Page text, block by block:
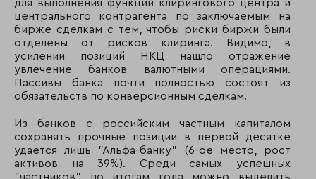
147 87 КБ Агроимпульс
159 Роспромбанк
149 182 АКБ «ЛАНТА-
151 152 ФИА-банк
для выполнения функций клирингового центра и
центрального контрагента по заключаемым на
бирже сделкам с тем, чтобы риски биржи были
отделены от рисков клиринга. Видимо, в
усилении позиций НКЦ нашло отражение
увлечение банков валютными операциями.
Пассивы банка почти полностью состоят из
обязательств по конверсионным сделкам.
Из банков с российским частным капиталом
сохранять прочные позиции в первой десятке
удается лишь "Альфа-банку" (6-ое место, рост
активов на 39%). Среди самых успешных